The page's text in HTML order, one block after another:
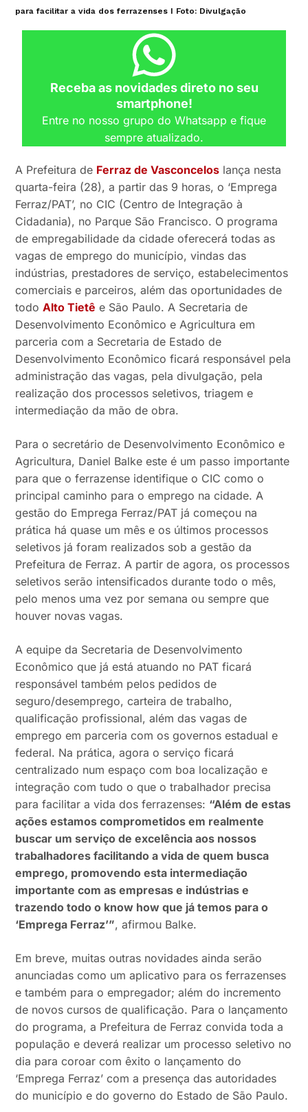
para facilitar a vida dos ferrazenses I Foto: Divulgação
Receba as novidades direto no seu
smartphone!
Entre no nosso grupo do Whatsapp e fique
sempre atualizado.
A Prefeitura de Ferraz de Vasconcelos lança nesta
quarta-feira (28), a partir das 9 horas, o ‘Emprega
Ferraz/PAT’, no CIC (Centro de Integração à
Cidadania), no Parque São Francisco. O programa
de empregabilidade da cidade oferecerá todas as
vagas de emprego do município, vindas das
indústrias, prestadores de serviço, estabelecimentos
comerciais e parceiros, além das oportunidades de
todoAlto Tietê e São Paulo. A Secretaria de
Desenvolvimento Econômico e Agricultura em
parceria com a Secretaria de Estado de
Desenvolvimento Econômico ficará responsável pela
administração das vagas, pela divulgação, pela
realização dos processos seletivos, triagem e
intermediação da mão de obra.
Para o secretário de Desenvolvimento Econômico e
Agricultura, Daniel Balke este é um passo importante
para que o ferrazense identifique o CIC como o
principal caminho para o emprego na cidade. A
gestão do Emprega Ferraz/PAT já começou na
prática há quase um mês e os últimos processos
seletivos já foram realizados sob a gestão da
Prefeitura de Ferraz. A partir de agora, os processos
seletivos serão intensificados durante todo o mês,
pelo menos uma vez por semana ou sempre que
houver novas vagas.
A equipe da Secretaria de Desenvolvimento
Econômico que já está atuando no PAT ficará
responsável também pelos pedidos de
seguro/desemprego, carteira de trabalho,
qualificação profissional, além das vagas de
emprego em parceria com os governos estadual e
federal. Na prática, agora o serviço ficará
centralizado num espaço com boa localização e
integração com tudo o que o trabalhador precisa
para facilitar a vida dos ferrazenses: “Além de estas
ações estamos comprometidos em realmente
buscar um serviço de excelência aos nossos
trabalhadores facilitando a vida de quem busca
emprego, promovendo esta intermediação
importante com as empresas e indústrias e
trazendo todo o know how que já temos para o
‘Emprega Ferraz’”, afirmou Balke.
Em breve, muitas outras novidades ainda serão
anunciadas como um aplicativo para os ferrazenses
e também para o empregador; além do incremento
de novos cursos de qualificação. Para o lançamento
do programa, a Prefeitura de Ferraz convida toda a
população e deverá realizar um processo seletivo no
dia para coroar com êxito o lançamento do
‘Emprega Ferraz’ com a presença das autoridades
do município e do governo do Estado de São Paulo.